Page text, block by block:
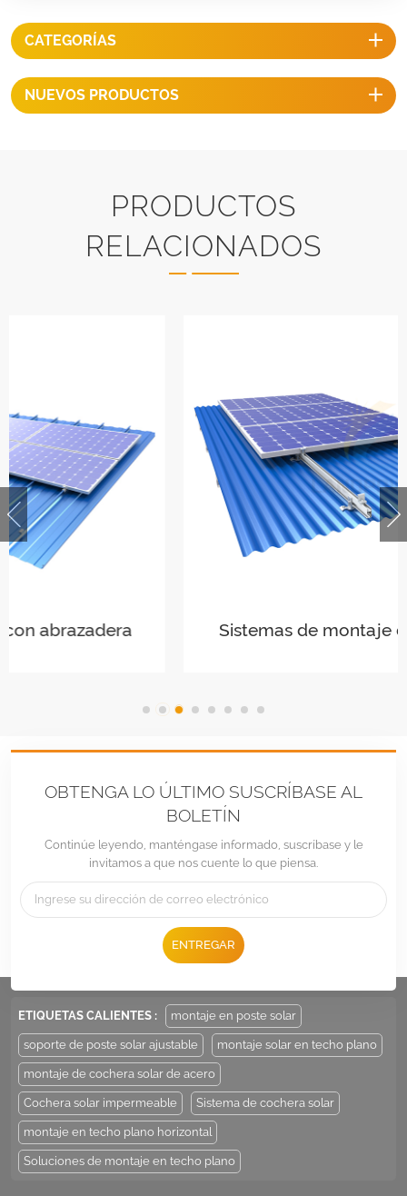
CATEGORÍAS
NUEVOS PRODUCTOS
PRODUCTOS
RELACIONADOS
Sistemas de montaje de rieles largos
OBTENGA LO ÚLTIMO SUSCRÍBASE AL
BOLETÍN
Continúe leyendo, manténgase informado, suscríbase y le
invitamos a que nos cuente lo que piensa.
ENTREGAR
Sales@LandpowerSolar.com
ETIQUETAS CALIENTES : montaje en poste solar
soporte de poste solar ajustable montaje solar en techo plano
montaje de cochera solar de acero
Cochera solar impermeable Sistema de cochera solar
montaje en techo plano horizontal
Soluciones de montaje en techo plano